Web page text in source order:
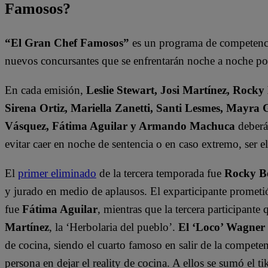
Famosos?
“El Gran Chef Famosos” es un programa de
nuevos concursantes que se enfrentarán noche a noche
En cada emisión, Leslie Stewart, Josi Martínez, Rocky
Sirena Ortiz, Mariella Zanetti, Santi Lesmes, Mayra
Vásquez, Fátima Aguilar y Armando Machuca
evitar caer en noche de sentencia o en caso extremo, ser
El primer eliminado de la tercera temporada fue Rocky
y jurado en medio de aplausos. El exparticipante
fue Fátima Aguilar, mientras que la tercera
Martínez, la ‘Herbolaria del pueblo’. El ‘Loco’ Wagner
de cocina, siendo el cuarto famoso en salir de la
persona en dejar el reality de cocina. A ellos se sumó el